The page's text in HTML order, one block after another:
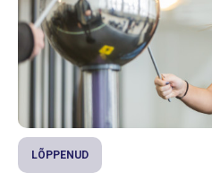
LÕPPENUD